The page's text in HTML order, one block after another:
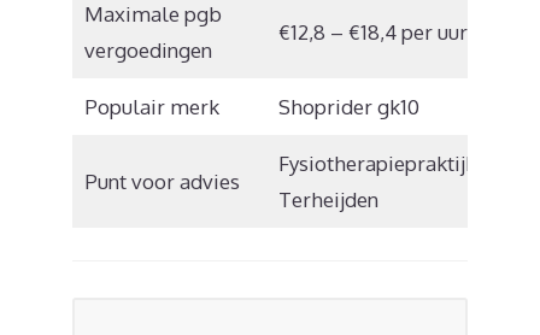
Maximale pgb
vergoedingen
€12,8 – €18,4 per uur
Populair merk Shoprider gk10
Punt voor advies
Fysiotherapiepraktijk
Terheijden